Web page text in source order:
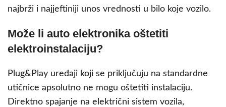
najbrži i najjeftiniji unos vrednosti u bilo koje vozilo.
Može li auto elektronika oštetiti
elektroinstalaciju?
Plug&Play uređaji koji se priključuju na standardne
utičnice apsolutno ne mogu oštetiti instalaciju.
Direktno spajanje na električni sistem vozila,